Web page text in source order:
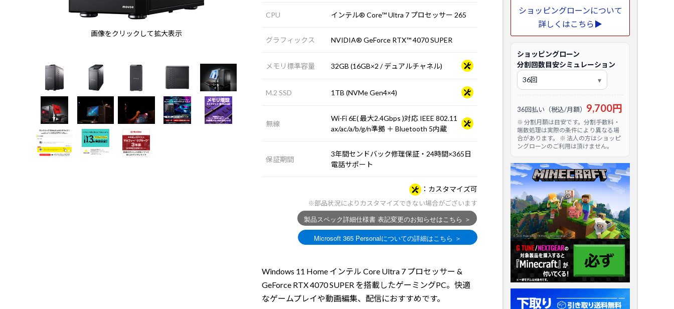
画像をクリックして拡大表示
CPU インテル® Core™ Ultra 7 プロセッサー 265
グラフィックス NVIDIA® GeForce RTX™ 4070 SUPER
メモリ標準容量 32GB (16GB×2 / デュアルチャネル)
M.2 SSD 1TB (NVMe Gen4×4)
無線
Wi-Fi 6E( 最大2.4Gbps )対応 IEEE 802.11
ax/ac/a/b/g/n準拠 ＋ Bluetooth 5内蔵
保証期間
3年間センドバック修理保証・24時間×365日
電話サポート
カスタマイズ可
※部品状況によりカスタマイズできない場合がございます
Windows 11 Home インテル Core Ultra 7 プロセッサー &
GeForce RTX 4070 SUPER を搭載したゲーミングPC。快適
なゲームプレイや動画編集、配信におすすめです。
ショッピングローンについて
詳しくはこちら▶
ショッピングローン
分割回数目安シミュレーション
36回払い（税込/月額） 9,700円
※ 分割月額は目安です。分割手数料・
端数処理は実際の条件により異なる場
合があります。 ※ 法人の方はショッピ
ングローンのご利用は頂けません。